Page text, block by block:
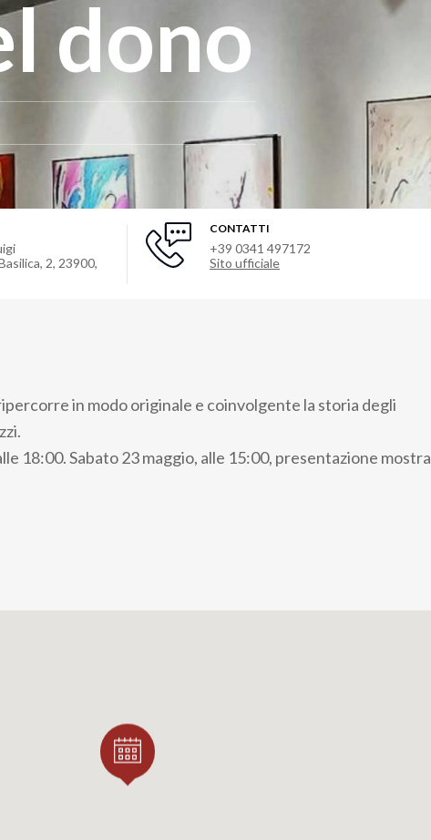
dono
2, 23900,
CONTATTI
+39 0341 497172
Sito ufficiale
in modo originale e coinvolgente la storia degli
18:00. Sabato 23 maggio, alle 15:00, presentazione mostra